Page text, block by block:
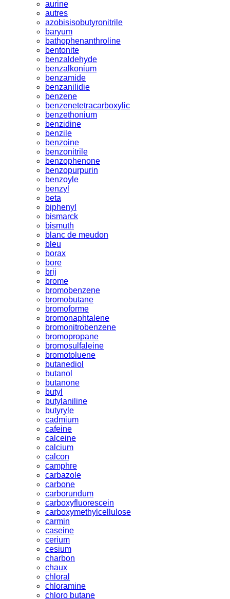
aurine
autres
azobisisobutyronitrile
baryum
bathophenanthroline
bentonite
benzaldehyde
benzalkonium
benzamide
benzanilidie
benzene
benzenetetracarboxylic
benzethonium
benzidine
benzile
benzoine
benzonitrile
benzophenone
benzopurpurin
benzoyle
benzyl
beta
biphenyl
bismarck
bismuth
blanc de meudon
bleu
borax
bore
brij
brome
bromobenzene
bromobutane
bromoforme
bromonaphtalene
bromonitrobenzene
bromopropane
bromosulfaleine
bromotoluene
butanediol
butanol
butanone
butyl
butylaniline
butyryle
cadmium
cafeine
calceine
calcium
calcon
camphre
carbazole
carbone
carborundum
carboxyfluorescein
carboxymethylcellulose
carmin
caseine
cerium
cesium
charbon
chaux
chloral
chloramine
chloro butane